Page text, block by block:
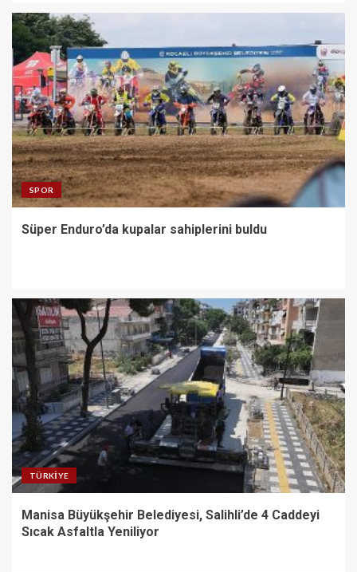
SPOR
Süper Enduro’da kupalar sahiplerini buldu
TÜRKIYE
Manisa Büyükşehir Belediyesi, Salihli’de 4 Caddeyi
Sıcak Asfaltla Yeniliyor